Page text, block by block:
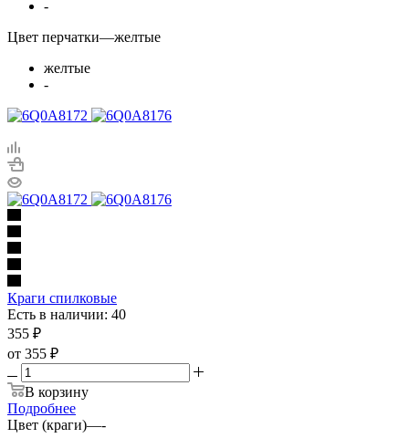
-
Цвет перчатки—желтые
желтые
-
Краги спилковые
Есть в наличии: 40
355 ₽
от 355 ₽
В корзину
Подробнее
Цвет (краги)—-